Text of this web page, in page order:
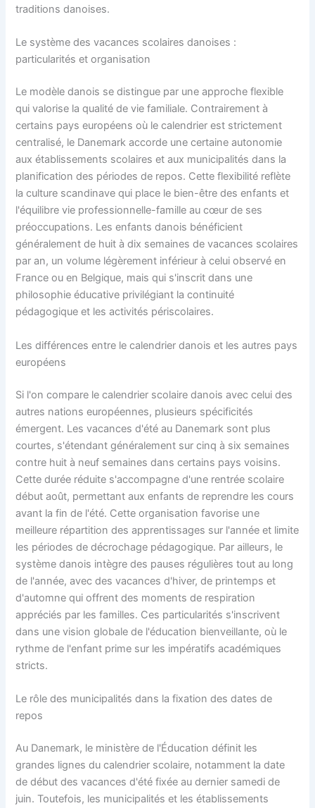
traditions danoises.
Le système des vacances scolaires danoises :
particularités et organisation
Le modèle danois se distingue par une approche flexible
qui valorise la qualité de vie familiale. Contrairement à
certains pays européens où le calendrier est strictement
centralisé, le Danemark accorde une certaine autonomie
aux établissements scolaires et aux municipalités dans la
planification des périodes de repos. Cette flexibilité reflète
la culture scandinave qui place le bien-être des enfants et
l'équilibre vie professionnelle-famille au cœur de ses
préoccupations. Les enfants danois bénéficient
généralement de huit à dix semaines de vacances scolaires
par an, un volume légèrement inférieur à celui observé en
France ou en Belgique, mais qui s'inscrit dans une
philosophie éducative privilégiant la continuité
pédagogique et les activités périscolaires.
Les différences entre le calendrier danois et les autres pays
européens
Si l'on compare le calendrier scolaire danois avec celui des
autres nations européennes, plusieurs spécificités
émergent. Les vacances d'été au Danemark sont plus
courtes, s'étendant généralement sur cinq à six semaines
contre huit à neuf semaines dans certains pays voisins.
Cette durée réduite s'accompagne d'une rentrée scolaire
début août, permettant aux enfants de reprendre les cours
avant la fin de l'été. Cette organisation favorise une
meilleure répartition des apprentissages sur l'année et limite
les périodes de décrochage pédagogique. Par ailleurs, le
système danois intègre des pauses régulières tout au long
de l'année, avec des vacances d'hiver, de printemps et
d'automne qui offrent des moments de respiration
appréciés par les familles. Ces particularités s'inscrivent
dans une vision globale de l'éducation bienveillante, où le
rythme de l'enfant prime sur les impératifs académiques
stricts.
Le rôle des municipalités dans la fixation des dates de
repos
Au Danemark, le ministère de l'Éducation définit les
grandes lignes du calendrier scolaire, notamment la date
de début des vacances d'été fixée au dernier samedi de
juin. Toutefois, les municipalités et les établissements